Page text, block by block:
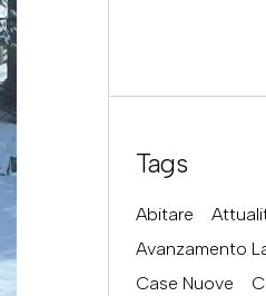
Tags
Abitare
Avanzamento
Case Nuove